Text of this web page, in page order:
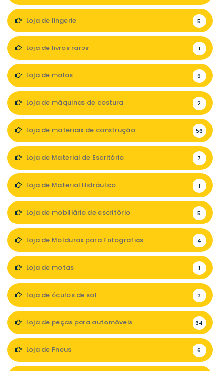
Loja de lingerie 5
Loja de livros raros 1
Loja de malas 9
Loja de máquinas de costura 2
Loja de materiais de construção 56
Loja de Material de Escritório 7
Loja de Material Hidráulico 1
Loja de mobiliário de escritório 5
Loja de Molduras para Fotografias 4
Loja de motas 1
Loja de óculos de sol 2
Loja de peças para automóveis 34
Loja de Pneus 6